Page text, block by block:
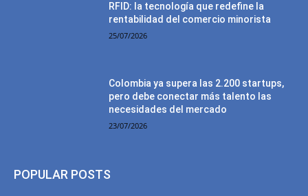
RFID: la tecnología que redefine la
rentabilidad del comercio minorista
25/07/2026
Colombia ya supera las 2.200 startups,
pero debe conectar más talento las
necesidades del mercado
23/07/2026
POPULAR POSTS